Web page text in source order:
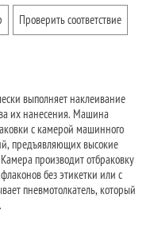
Проверить соответствие
выполняет наклеивание
их нанесения. Машина
с камерой машинного
предъявляющих высокие
производит отбраковку
без этикетки или с
пневмотолкатель, который